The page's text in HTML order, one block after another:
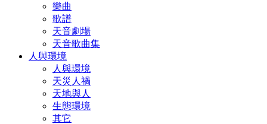
樂曲
歌譜
天音劇場
天音歌曲集
人與環境
人與環境
天災人禍
天地與人
生態環境
其它